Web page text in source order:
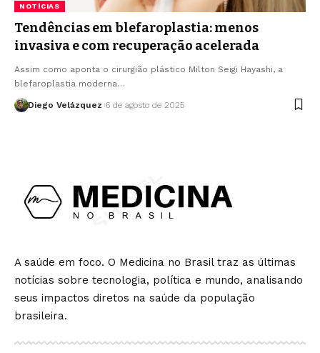
NOTÍCIAS
Tendências em blefaroplastia: menos
invasiva e com recuperação acelerada
Assim como aponta o cirurgião plástico Milton Seigi Hayashi, a
blefaroplastia moderna…
Diego Velázquez 6 de agosto de 2025
A saúde em foco. O Medicina no Brasil traz as últimas
notícias sobre tecnologia, política e mundo, analisando
seus impactos diretos na saúde da população
brasileira.